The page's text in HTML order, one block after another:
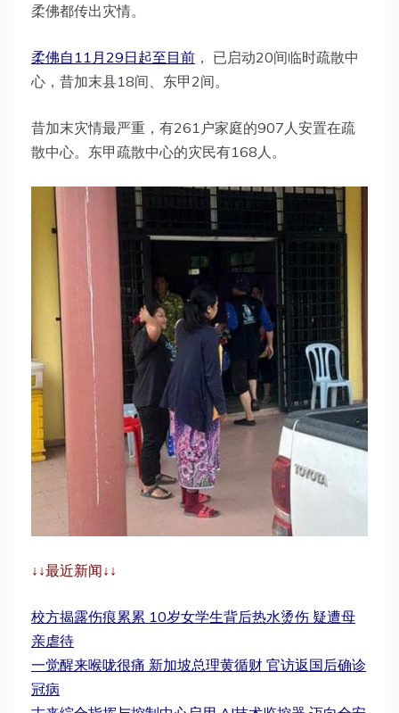
柔佛都传出灾情。
柔佛自11月29日起至目前 ， 已启动20间临时疏散中
心，昔加末县18间、东甲2间。
昔加末灾情最严重，有261户家庭的907人安置在疏
散中心。东甲疏散中心的灾民有168人。
↓↓最近新闻↓↓
校方揭露伤痕累累 10岁女学生背后热水烫伤 疑遭母
亲虐待
一觉醒来喉咙很痛 新加坡总理黄循财 官访返国后确诊
冠病